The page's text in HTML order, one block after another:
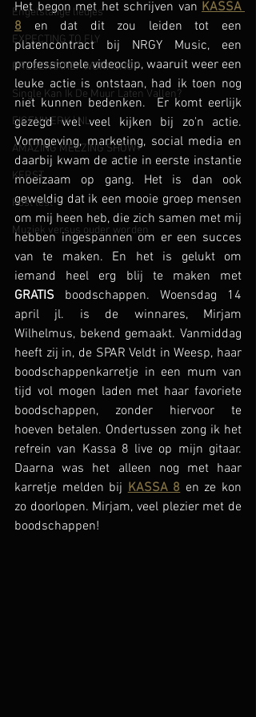
Engelstalige liedjes
EXPECTING TO FLY
PRESENTATIE/ WORKSHOP
Single Kan Ik De Muur Laten Vallen?
EIGENWERK | NL
AMAZING MEEZING SHOW+
KERST
Post test
Muziek versus ouder worden
Het begon met het schrijven van KASSA
8 en dat dit zou leiden tot een
platencontract bij NRGY Music, een
professionele videoclip, waaruit weer een
leuke actie is ontstaan, had ik toen nog
niet kunnen bedenken.  Er komt eerlijk
gezegd wel veel kijken bij zo'n actie.
Vormgeving, marketing, social media en
daarbij kwam de actie in eerste instantie
moeizaam op gang. Het is dan ook
geweldig dat ik een mooie groep mensen
om mij heen heb, die zich samen met mij
hebben ingespannen om er een succes
van te maken. En het is gelukt om
GRATIS boodschappen. Woensdag 14
april jl. is de winnares, Mirjam
Wilhelmus, bekend gemaakt. Vanmiddag
heeft zij in, de SPAR Veldt in Weesp, haar
boodschappenkarretje in een mum van
tijd vol mogen laden met haar favoriete
boodschappen, zonder hiervoor te
hoeven betalen. Ondertussen zong ik het
refrein van Kassa 8 live op mijn gitaar.
Daarna was het alleen nog met haar
karretje melden bij KASSA 8 en ze kon
zo doorlopen. Mirjam, veel plezier met de
boodschappen!